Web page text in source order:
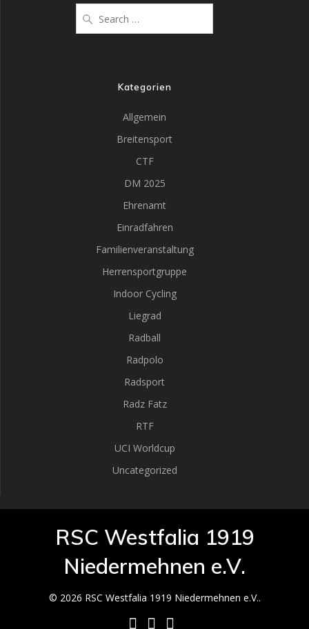
for:
Kategorien
Allgemein
Breitensport
CTF
DM 2025
Ehrenamt
Einradfahren
Familienveranstaltung
Herrensportgruppe
Indoor Cycling
Liegrad
Radball
Radpolo
Radsport
Radz Fatz
RTF
UCI Worldcup
Uncategorized
RSC Westfalia 1919
Niedermehnen e.V.
© 2026 RSC Westfalia 1919 Niedermehnen e.V..